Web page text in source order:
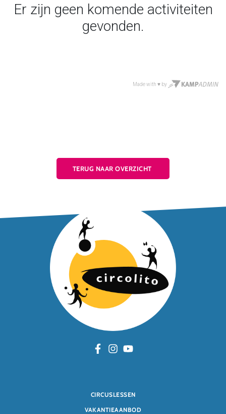
TERUG NAAR OVERZICHT
CIRCUSLESSEN
VAKANTIEAANBOD